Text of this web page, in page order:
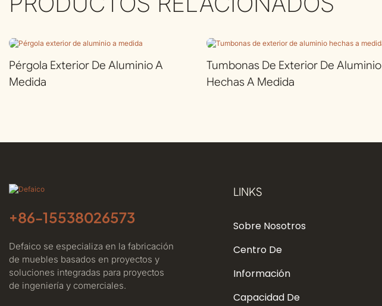
Pérgola Exterior De Aluminio A
Medida
Tumbonas De Exterior De Aluminio
Hechas A Medida
+86-15538026573
Defaico se especializa en la fabricación
de muebles basados ​​en proyectos y
soluciones integradas para proyectos
de ingeniería y comerciales.
LINKS
Sobre Nosotros
Centro De
Información
Capacidad De